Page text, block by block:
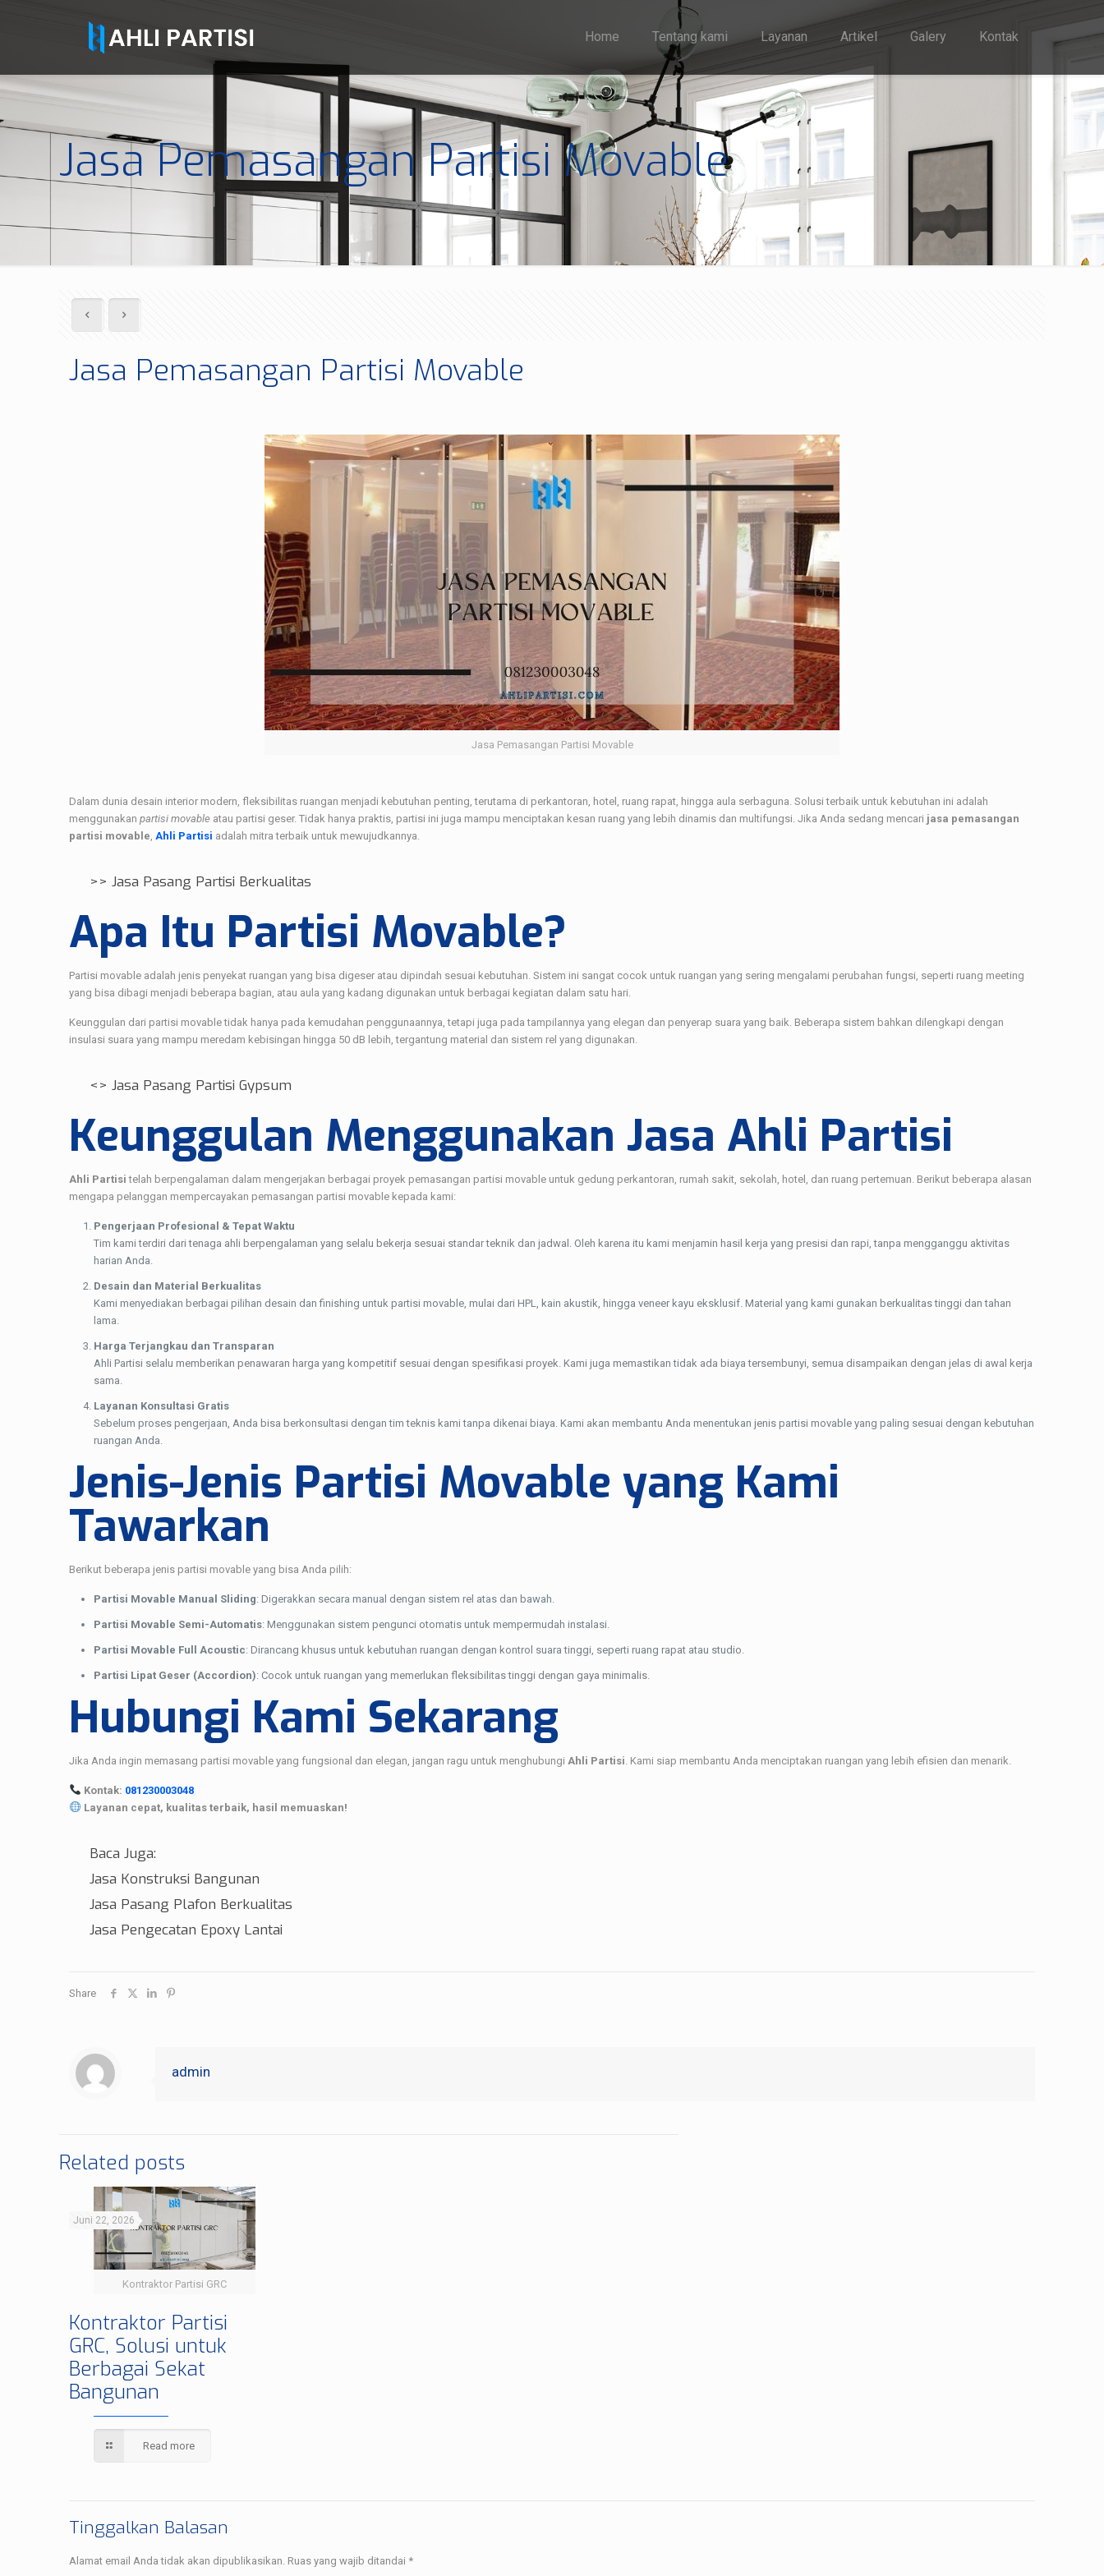
Home Tentang kami Layanan Artikel Galery Kontak
Jasa Pemasangan Partisi Movable
Jasa Pemasangan Partisi Movable
Jasa Pemasangan Partisi Movable
Dalam dunia desain interior modern, fleksibilitas ruangan menjadi kebutuhan penting, terutama di perkantoran, hotel, ruang rapat, hingga aula serbaguna. Solusi terbaik untuk kebutuhan ini adalah
menggunakan partisi movable atau partisi geser. Tidak hanya praktis, partisi ini juga mampu menciptakan kesan ruang yang lebih dinamis dan multifungsi. Jika Anda sedang mencari jasa pemasangan
partisi movable, Ahli Partisi adalah mitra terbaik untuk mewujudkannya.
>> Jasa Pasang Partisi Berkualitas
Apa Itu Partisi Movable?
Partisi movable adalah jenis penyekat ruangan yang bisa digeser atau dipindah sesuai kebutuhan. Sistem ini sangat cocok untuk ruangan yang sering mengalami perubahan fungsi, seperti ruang meeting
yang bisa dibagi menjadi beberapa bagian, atau aula yang kadang digunakan untuk berbagai kegiatan dalam satu hari.
Keunggulan dari partisi movable tidak hanya pada kemudahan penggunaannya, tetapi juga pada tampilannya yang elegan dan penyerap suara yang baik. Beberapa sistem bahkan dilengkapi dengan
insulasi suara yang mampu meredam kebisingan hingga 50 dB lebih, tergantung material dan sistem rel yang digunakan.
<> Jasa Pasang Partisi Gypsum
Keunggulan Menggunakan Jasa Ahli Partisi
Ahli Partisi telah berpengalaman dalam mengerjakan berbagai proyek pemasangan partisi movable untuk gedung perkantoran, rumah sakit, sekolah, hotel, dan ruang pertemuan. Berikut beberapa alasan
mengapa pelanggan mempercayakan pemasangan partisi movable kepada kami:
Pengerjaan Profesional & Tepat Waktu
Tim kami terdiri dari tenaga ahli berpengalaman yang selalu bekerja sesuai standar teknik dan jadwal. Oleh karena itu kami menjamin hasil kerja yang presisi dan rapi, tanpa mengganggu aktivitas
harian Anda.
Desain dan Material Berkualitas
Kami menyediakan berbagai pilihan desain dan finishing untuk partisi movable, mulai dari HPL, kain akustik, hingga veneer kayu eksklusif. Material yang kami gunakan berkualitas tinggi dan tahan
lama.
Harga Terjangkau dan Transparan
Ahli Partisi selalu memberikan penawaran harga yang kompetitif sesuai dengan spesifikasi proyek. Kami juga memastikan tidak ada biaya tersembunyi, semua disampaikan dengan jelas di awal kerja
sama.
Layanan Konsultasi Gratis
Sebelum proses pengerjaan, Anda bisa berkonsultasi dengan tim teknis kami tanpa dikenai biaya. Kami akan membantu Anda menentukan jenis partisi movable yang paling sesuai dengan kebutuhan
ruangan Anda.
Jenis-Jenis Partisi Movable yang Kami
Tawarkan
Berikut beberapa jenis partisi movable yang bisa Anda pilih:
Partisi Movable Manual Sliding: Digerakkan secara manual dengan sistem rel atas dan bawah.
Partisi Movable Semi-Automatis: Menggunakan sistem pengunci otomatis untuk mempermudah instalasi.
Partisi Movable Full Acoustic: Dirancang khusus untuk kebutuhan ruangan dengan kontrol suara tinggi, seperti ruang rapat atau studio.
Partisi Lipat Geser (Accordion): Cocok untuk ruangan yang memerlukan fleksibilitas tinggi dengan gaya minimalis.
Hubungi Kami Sekarang
Jika Anda ingin memasang partisi movable yang fungsional dan elegan, jangan ragu untuk menghubungi Ahli Partisi. Kami siap membantu Anda menciptakan ruangan yang lebih efisien dan menarik.
Kontak: 081230003048
Layanan cepat, kualitas terbaik, hasil memuaskan!
Baca Juga:
Jasa Konstruksi Bangunan
Jasa Pasang Plafon Berkualitas
Jasa Pengecatan Epoxy Lantai
Share
admin
Related posts
Kontraktor Partisi GRC
Juni 22, 2026
Kontraktor Partisi
GRC, Solusi untuk
Berbagai Sekat
Bangunan
Read more
Tinggalkan Balasan
Alamat email Anda tidak akan dipublikasikan. Ruas yang wajib ditandai *